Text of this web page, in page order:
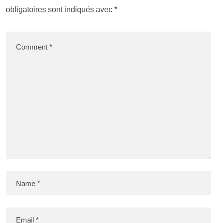
obligatoires sont indiqués avec *